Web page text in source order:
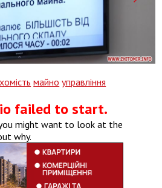
майно управління
failed to start.
might want to look at the
why.